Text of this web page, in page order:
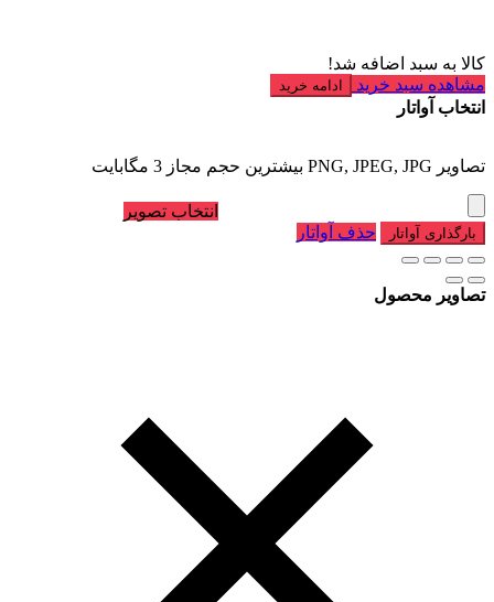
کالا به سبد اضافه شد!
مشاهده سبد خرید
ادامه خرید
انتخاب آواتار
تصاویر PNG, JPEG, JPG بیشترین حجم مجاز 3 مگابایت
انتخاب تصویر
بارگذاری آواتار حذف آواتار
تصاویر محصول